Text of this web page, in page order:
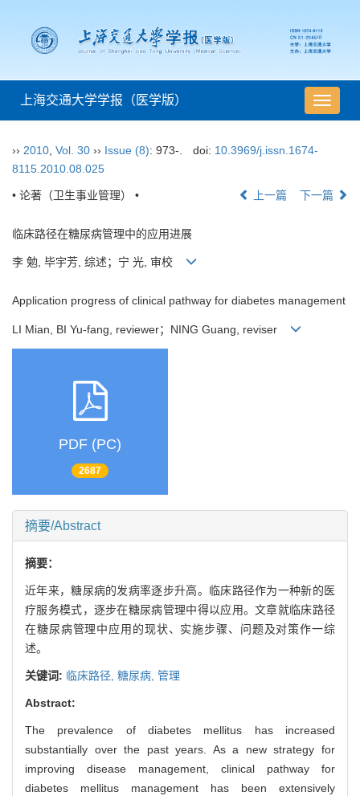
导
航
上海交通大学学报（医学版）
›› 2010 Vol. 30 ›› Issue (8): 973-. doi: 10.3969/j.issn.1674-
8115.2010.08.025
• 论著（卫生事业管理） • 上一篇 下一篇
临床路径在糖尿病管理中的应用进展
李 勉, 毕宇芳, 综述；宁 光, 审校
Application progress of clinical pathway for diabetes management
LI Mian, BI Yu-fang, reviewer；NING Guang, reviser
PDF (PC)
2687
摘要/Abstract
摘要：
近年来，糖尿病的发病率逐步升高。临床路径作为一种新的医
疗服务模式，逐步在糖尿病管理中得以应用。文章就临床路径
在糖尿病管理中应用的现状、实施步骤、问题及对策作一综
述。
关键词: 临床路径, 糖尿病, 管理
Abstract:
The prevalence of diabetes mellitus has increased
substantially over the past years. As a new strategy for
improving disease management, clinical pathway for
diabetes mellitus management has been extensively